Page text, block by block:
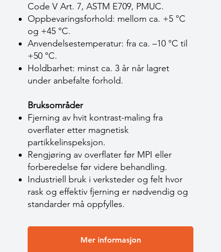
Code V Art. 7, ASTM E709, PMUC.
Oppbevaringsforhold: mellom ca. +5 °C
og +45 °C.
Anvendelsestemperatur: fra ca. –10 °C til
+50 °C.
Holdbarhet: minst ca. 3 år når lagret
under anbefalte forhold.
Bruksområder
Fjerning av hvit kontrast-maling fra
overflater etter magnetisk
partikkelinspeksjon.
Rengjøring av overflater før MPI eller
forberedelse før videre behandling.
Industriell bruk i verksteder og felt hvor
rask og effektiv fjerning er nødvendig og
standarder må oppfylles.
Mer informasjon